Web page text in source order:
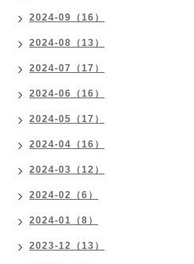
2024-09（16）
2024-08（13）
2024-07（17）
2024-06（16）
2024-05（17）
2024-04（16）
2024-03（12）
2024-02（6）
2024-01（8）
2023-12（13）